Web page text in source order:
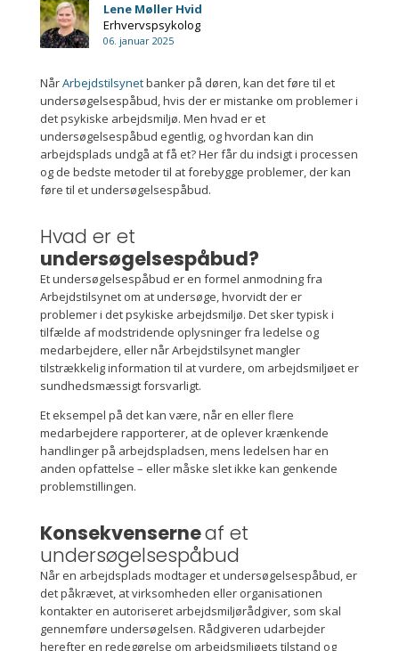
Lene Møller Hvid
Erhvervspsykolog
06. januar 2025
NårArbejdstilsynetbanker på døren, kan det føre til et
undersøgelsespåbud, hvis der er mistanke om problemer i
det psykiske arbejdsmiljø. Men hvad er et
undersøgelsespåbud egentlig, og hvordan kan din
arbejdsplads undgå at få et? Her får du indsigt i processen
og de bedste metoder til at forebygge problemer, der kan
føre til et undersøgelsespåbud.
Hvad er et
undersøgelsespåbud?
Et undersøgelsespåbud er en formel anmodning fra
Arbejdstilsynet om at undersøge, hvorvidt der er
problemer i det psykiske arbejdsmiljø. Det sker typisk i
tilfælde af modstridende oplysninger fra ledelse og
medarbejdere, eller når Arbejdstilsynet mangler
tilstrækkelig information til at vurdere, om arbejdsmiljøet er
sundhedsmæssigt forsvarligt.
Et eksempel på det kan være, når en eller flere
medarbejdere rapporterer, at de oplever krænkende
handlinger på arbejdspladsen, mens ledelsen har en
anden opfattelse – eller måske slet ikke kan genkende
problemstillingen.
Konsekvenserneaf et
undersøgelsespåbud
Når en arbejdsplads modtager et undersøgelsespåbud, er
det påkrævet, at virksomheden eller organisationen
kontakter en autoriseret arbejdsmiljørådgiver, som skal
gennemføre undersøgelsen. Rådgiveren udarbejder
herefter en redegørelse om arbejdsmiljøets tilstand og